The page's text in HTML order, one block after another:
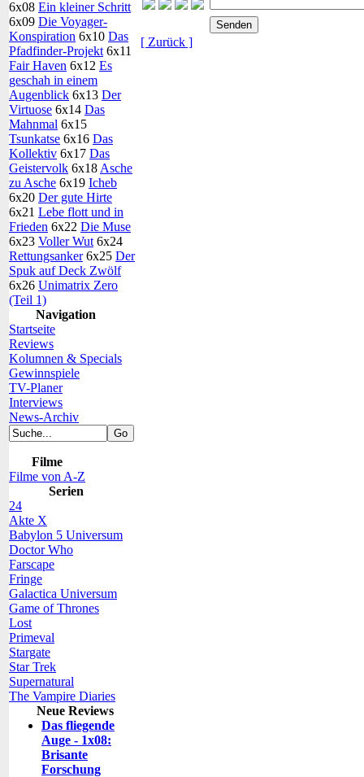
6x08 Ein kleiner Schritt
6x09 Die Voyager-
Konspiration 6x10 Das
Pfadfinder-Projekt 6x11
Fair Haven 6x12 Es
geschah in einem
Augenblick 6x13 Der
Virtuose 6x14 Das
Mahnmal 6x15
Tsunkatse 6x16 Das
Kollektiv 6x17 Das
Geistervolk 6x18 Asche
zu Asche 6x19 Icheb
6x20 Der gute Hirte
6x21 Lebe flott und in
Frieden 6x22 Die Muse
6x23 Voller Wut 6x24
Rettungsanker6x25 Der
Spuk auf Deck Zwölf
6x26 Unimatrix Zero
(Teil 1)
Navigation
Startseite
Reviews
Kolumnen & Specials
Gewinnspiele
TV-Planer
Interviews
News-Archiv
Filme
Filme von A-Z
Serien
24
Akte X
Babylon 5 Universum
Doctor Who
Farscape
Fringe
Galactica Universum
Game of Thrones
Lost
Primeval
Stargate
Star Trek
Supernatural
The Vampire Diaries
Neue Reviews
Das fliegende
Auge - 1x08:
Brisante
Forschung
[ Zurück ]